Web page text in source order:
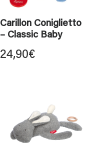
Carillon Coniglietto
– Classic Baby
24,90€